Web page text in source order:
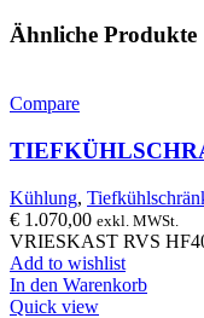
Ähnliche Produkte
Compare
Kühlung,
€ 1.070,00 exkl. MWSt.
VRIESKAST RVS
Add to wishlist
In den Warenkorb
Quick view